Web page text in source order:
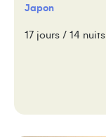
Japon
17 jours / 14 nuits